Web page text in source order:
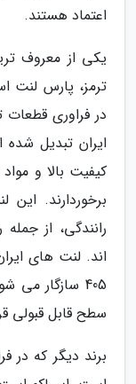
اعتماد هستند.
یکی از معروف
ترمز، پارس لنت
در فراوری
ایران تبدیل
کیفیت بالا و
برخوردارند.
رانندگی، از
اند. لنت های
405 سازگار
سطح قابل قبولی